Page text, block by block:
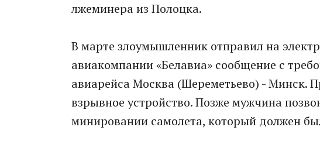
лжеминера из Полоцка.
В марте злоумышленник отправил на
авиакомпании «Белавиа» сообщение с
авиарейса Москва (Шереметьево) - Минск.
взрывное устройство. Позже мужчина
минировании самолета, который должен